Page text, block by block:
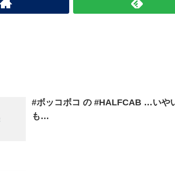
#ボッコボコ の #HALFCAB …いや
も…